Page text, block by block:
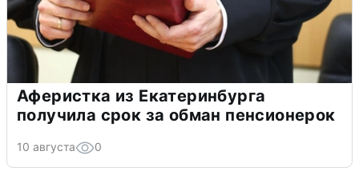
Аферистка из Екатеринбурга
получила срок за обман пенсионерок
10 августа 0